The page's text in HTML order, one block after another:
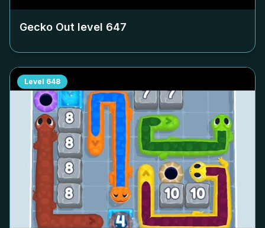
Gecko Out level 647
Level 648